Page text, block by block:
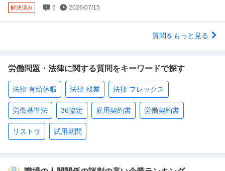
解決済み 6 2026/07/15
質問をもっと見る
労働問題・法律に関する質問をキーワードで探す
法律 有給休暇 法律 残業 法律 フレックス
労働基準法 36協定 雇用契約書 労働契約書
リストラ 試用期間